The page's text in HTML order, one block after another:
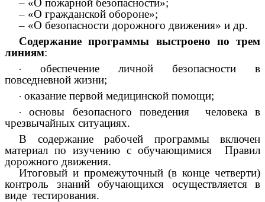
– «О пожарной безопасности»;
– «О гражданской обороне»;
– «О безопасности дорожного движения» и др.
Содержание программы выстроено по трем
линиям:
∙ обеспечение личной безопасности в
повседневной жизни;
∙ оказание первой медицинской помощи;
∙ основы безопасного поведения человека в
чрезвычайных ситуациях.
В содержание рабочей программы включен
материал по изучению с обучающимися Правил
дорожного движения.
Итоговый и промежуточный (в конце четверти)
контроль знаний обучающихся осуществляется в
виде тестирования.